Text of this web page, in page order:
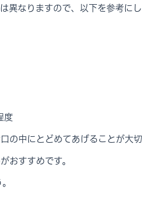
異なりますので、以下を参考にし
度
の中にとどめてあげることが大切
おすすめです。